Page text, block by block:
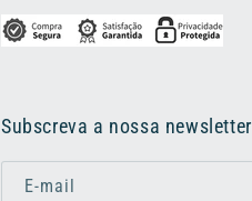
Subscreva a nossa newsletter
E-mail